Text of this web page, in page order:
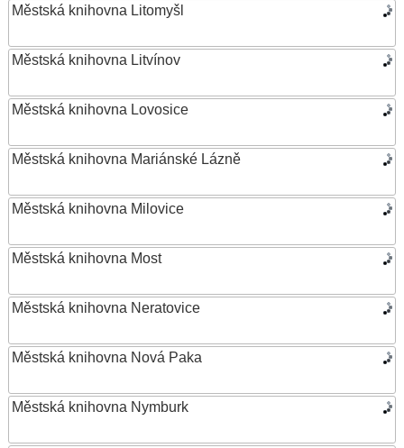
Městská knihovna Litomyšl
Městská knihovna Litvínov
Městská knihovna Lovosice
Městská knihovna Mariánské Lázně
Městská knihovna Milovice
Městská knihovna Most
Městská knihovna Neratovice
Městská knihovna Nová Paka
Městská knihovna Nymburk